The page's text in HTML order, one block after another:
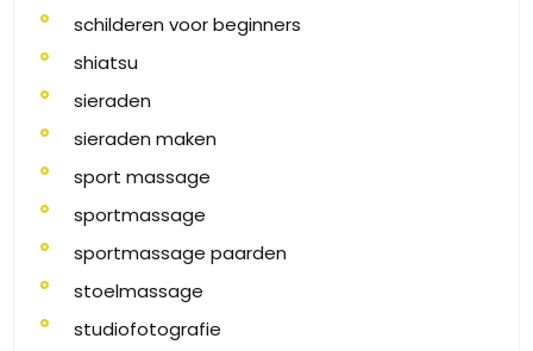
schilderen voor beginners
shiatsu
sieraden
sieraden maken
sport massage
sportmassage
sportmassage paarden
stoelmassage
studiofotografie